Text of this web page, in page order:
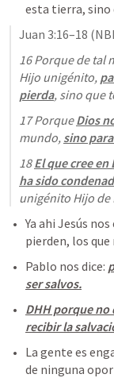
esta tierra, sino
Juan 3:16–18
16 Porque de tal
Hijo unigénito,
pierda, sino que
17 Porque Dios
mundo, sino
18 El que cree en
ha sido
unigénito Hijo de
Ya ahi Jesús
pierden, los que
Pablo nos dice:
ser salvos.
DHH porque no
recibir la
La gente es
de ninguna